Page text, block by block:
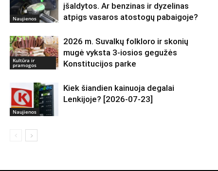
Naujienos
įšaldytos. Ar benzinas ir dyzelinas
atpigs vasaros atostogų pabaigoje?
Kultūra ir
pramogos
2026 m. Suvalkų folkloro ir skonių
mugė vyksta 3-iosios gegužės
Konstitucijos parke
Naujienos
Kiek šiandien kainuoja degalai
Lenkijoje? [2026-07-23]